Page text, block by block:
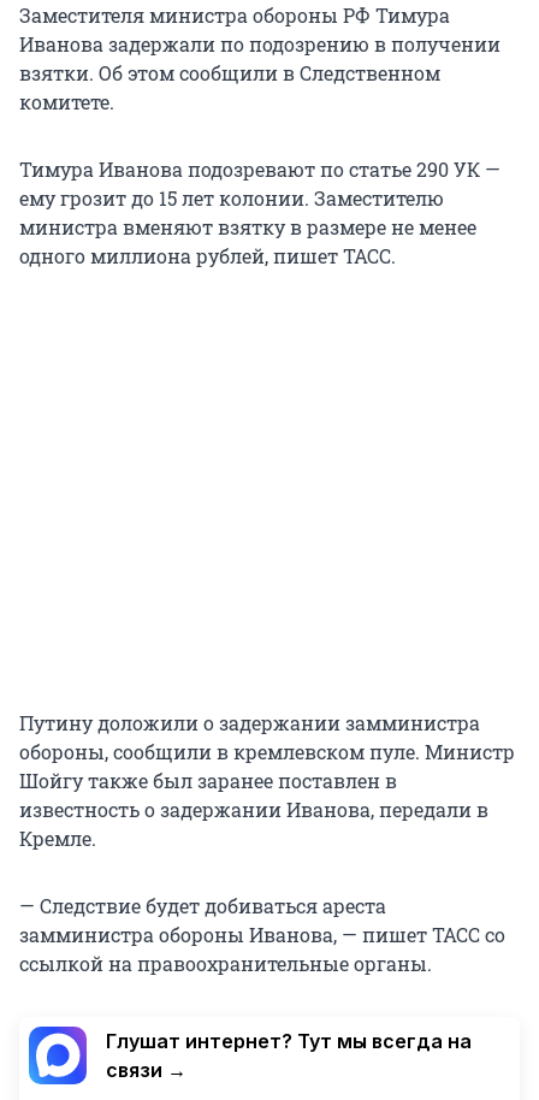
Заместителя министра обороны РФ Тимура
Иванова задержали по подозрению в получении
взятки. Об этом сообщили в Следственном
комитете.
Тимура Иванова подозревают по статье 290 УК —
ему грозит до 15 лет колонии. Заместителю
министра вменяют взятку в размере не менее
одного миллиона рублей, пишет ТАСС.
Путину доложили о задержании замминистра
обороны, сообщили в кремлевском пуле. Министр
Шойгу также был заранее поставлен в
известность о задержании Иванова, передали в
Кремле.
— Следствие будет добиваться ареста
замминистра обороны Иванова, — пишет ТАСС со
ссылкой на правоохранительные органы.
Глушат интернет? Тут мы всегда на
связи →